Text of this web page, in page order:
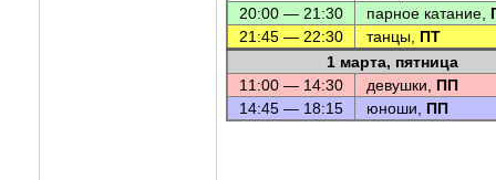
20:00 — 21:30
парное катание,
21:45 — 22:30
танцы, ПТ
1 марта, пятница
11:00 — 14:30
девушки, ПП
14:45 — 18:15
юноши, ПП